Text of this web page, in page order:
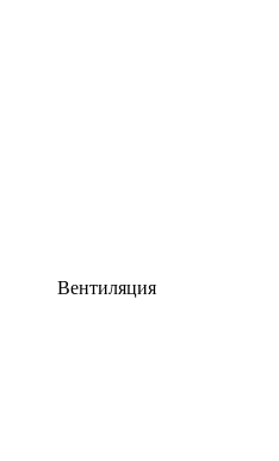
Вентиляция